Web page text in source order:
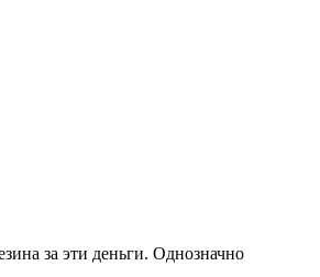
за эти деньги. Однозначно